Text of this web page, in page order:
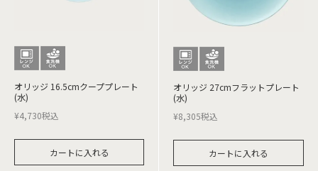
オリッジ 16.5cmクーププレート
(水)
¥4,730税込
カートに入れる
オリッジ 27cmフラットプレート
(水)
¥8,305税込
カートに入れる